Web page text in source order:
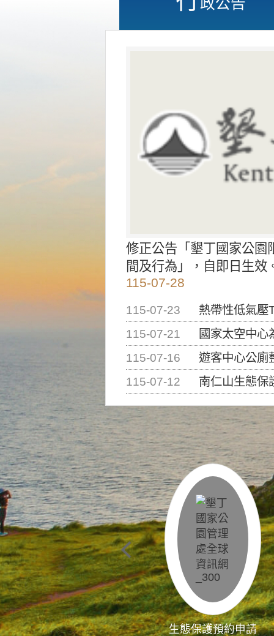
修正公告「墾丁國家公園
間及行為」，自即日生效
115-07-28
115-07-23
熱帶性低氣壓
115-07-21
國家太空中心為辦理
115-07-16
遊客中心公廁
115-07-12
南仁山生態保護區步道已完成
生態保護預約申請